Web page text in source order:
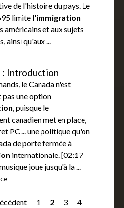
de l'histoire du pays. Le
limite l'immigration
américains et aux sujets
ainsi qu'aux ...
: Introduction
le Canada n'est
pas une option
, puisque le
canadien met en place,
PC ... une politique qu'on
de porte fermée à
internationale. [02:17-
joue jusqu'à la ...
1 2 3
4